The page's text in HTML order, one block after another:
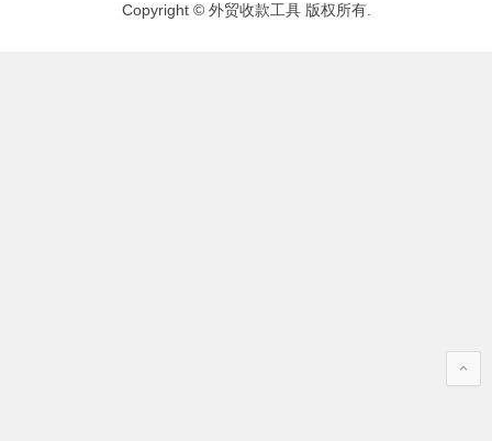
Copyright © 外贸收款工具 版权所有.